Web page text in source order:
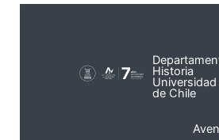
Historia
de Chile